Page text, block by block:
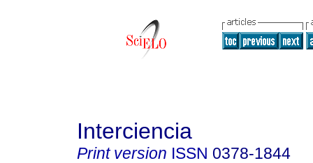
Interciencia
Print version ISSN 0378-1844